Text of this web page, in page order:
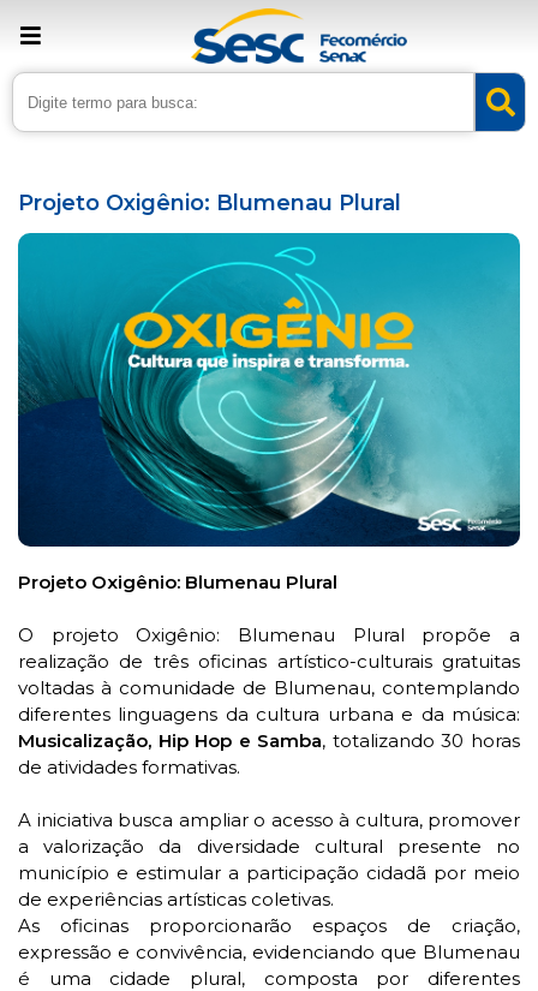
› Home › Agenda
Projeto Oxigênio: Blumenau Plural
Projeto Oxigênio: Blumenau Plural
O projeto Oxigênio: Blumenau Plural propõe a
realização de três oficinas artístico-culturais gratuitas
voltadas à comunidade de Blumenau, contemplando
diferentes linguagens da cultura urbana e da música:
Musicalização, Hip Hop e Samba, totalizando 30 horas
de atividades formativas.
A iniciativa busca ampliar o acesso à cultura, promover
a valorização da diversidade cultural presente no
município e estimular a participação cidadã por meio
de experiências artísticas coletivas.
As oficinas proporcionarão espaços de criação,
expressão e convivência, evidenciando que Blumenau
é uma cidade plural, composta por diferentes